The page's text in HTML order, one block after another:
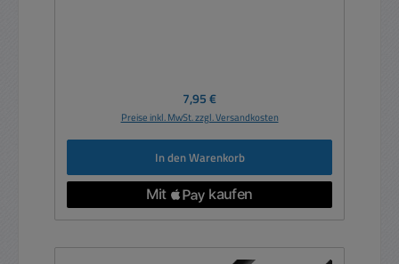
Regulärer Preis:
7,95 €
Preise inkl. MwSt. zzgl. Versandkosten
In den Warenkorb